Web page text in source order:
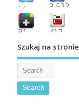
followers 3,522
fans
91 412
Szukaj na stronie